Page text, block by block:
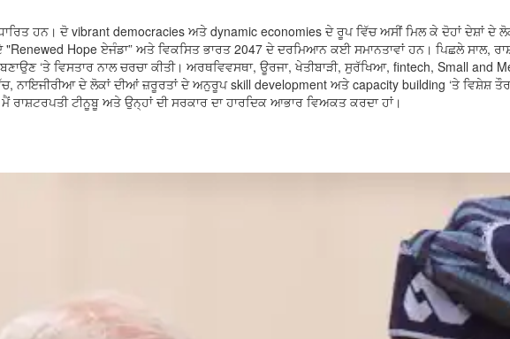
ਹਨ। ਦੋ vibrant democracies ਅਤੇ dynamic economies ਦੇ ਰੂਪ ਵਿੱਚ ਅਸੀਂ ਮਿਲ ਕੇ ਦੋਹਾਂ ਦੇਸ਼ਾਂ ਦੇ
Hope ਏਜੰਡਾ” ਅਤੇ ਵਿਕਸਿਤ ਭਾਰਤ 2047 ਦੇ ਦਰਮਿਆਨ ਕਈ ਸਮਾਨਤਾਵਾਂ ਹਨ। ਪਿਛਲੇ ਸਾਲ,
ਵਿਸਤਾਰ ਨਾਲ ਚਰਚਾ ਕੀਤੀ। ਅਰਥਵਿਵਸਥਾ, ਊਰਜਾ, ਖੇਤੀਬਾੜੀ, ਸੁਰੱਖਿਆ, fintech, Small and
ਨਾਇਜੀਰੀਆ ਦੇ ਲੋਕਾਂ ਦੀਆਂ ਜ਼ਰੂਰਤਾਂ ਦੇ ਅਨੁਰੂਪ skill development ਅਤੇ capacity building ‘ਤੇ ਵਿਸ਼ੇਸ਼ ਤੌਰ
ਟੀਨੂਬੂ ਅਤੇ ਉਨ੍ਹਾਂ ਦੀ ਸਰਕਾਰ ਦਾ ਹਾਰਦਿਕ ਆਭਾਰ ਵਿਅਕਤ ਕਰਦਾ ਹਾਂ।